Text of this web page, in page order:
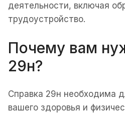
деятельности, включая
трудоустройство.
Почему вам
29н?
Справка 29н необходима
вашего здоровья и